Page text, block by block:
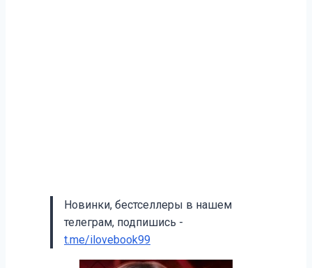
Новинки, бестселлеры в нашем
телеграм, подпишись -
t.me/ilovebook99